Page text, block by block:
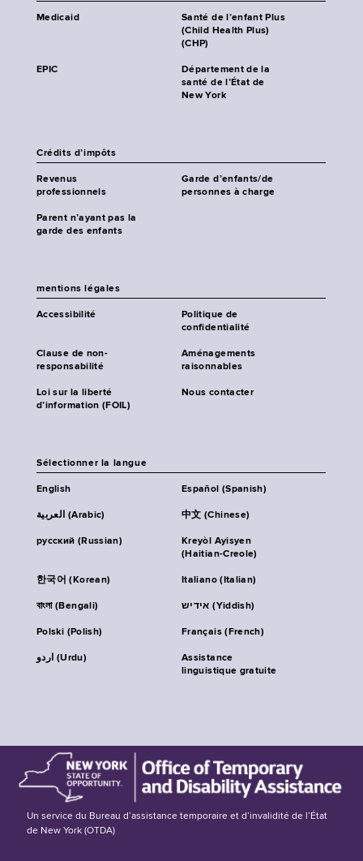
Medicaid
Santé de l’enfant Plus
(Child Health Plus)
(CHP)
EPIC
Département de la
santé de l’État de
New York
Crédits d’impôts
Revenus
professionnels
Garde d’enfants/de
personnes à charge
Parent n’ayant pas la
garde des enfants
mentions légales
Accessibilité
Politique de
confidentialité
Clause de non-
responsabilité
Aménagements
raisonnables
Loi sur la liberté
d’information (FOIL)
Nous contacter
Sélectionner la langue
English Español (Spanish)
العربية (Arabic) 中文 (Chinese)
русский (Russian)
Kreyòl Ayisyen
(Haitian-Creole)
한국어 (Korean) Italiano (Italian)
বাংলা (Bengali) אידיש (Yiddish)
Polski (Polish) Français (French)
اردو (Urdu)
Assistance
linguistique gratuite
Un service du Bureau d’assistance temporaire et d’invalidité de l’État
de New York (OTDA)